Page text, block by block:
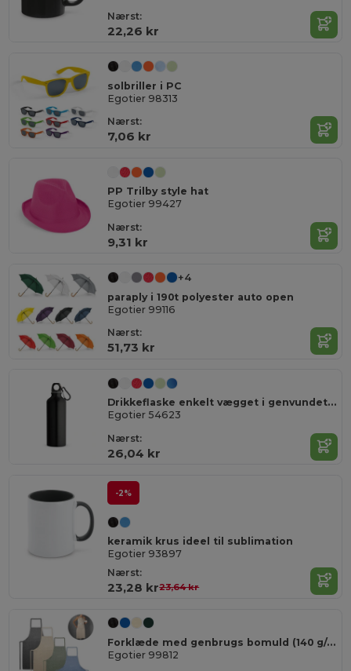
Nærst:
22,26 kr
solbriller i PC
Egotier 98313
Nærst:
7,06 kr
PP Trilby style hat
Egotier 99427
Nærst:
9,31 kr
+4
paraply i 190t polyester auto open
Egotier 99116
Nærst:
51,73 kr
Drikkeflaske enkelt vægget i genvundet alu med karabinhage 530 ml
Egotier 54623
Nærst:
26,04 kr
-2%
keramik krus ideel til sublimation
Egotier 93897
Nærst:
23,28 kr23,64 kr
Forklæde med genbrugs bomuld (140 g/m²)
Egotier 99812